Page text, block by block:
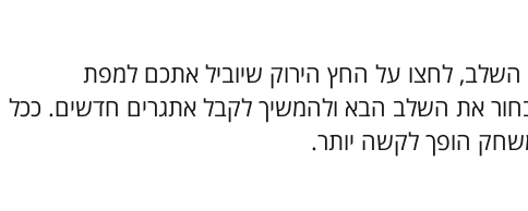
לחצו על החץ הירוק שיוביל אתכם למפת
את השלב הבא ולהמשיך לקבל אתגרים חדשים. ככל
הופך לקשה יותר.